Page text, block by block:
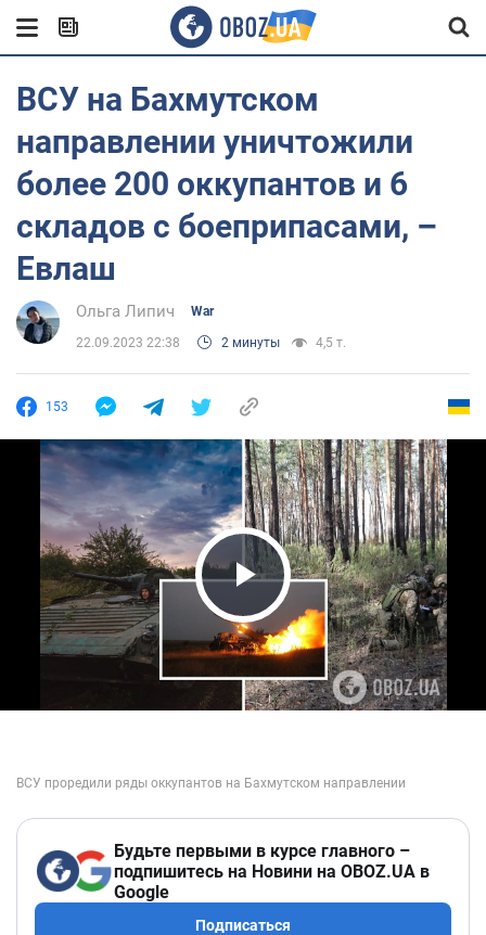
ВСУ на Бахмутском
направлении уничтожили
более 200 оккупантов и 6
складов с боеприпасами, –
Евлаш
Ольга Липич War
22.09.2023 22:38 2 минуты 4,5 т.
153
Play Video
Будьте первыми в курсе главного –
подпишитесь на Новини на OBOZ.UA в
Google
Подписаться